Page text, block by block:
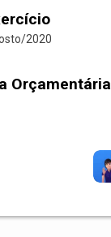
2020
Orçamentária